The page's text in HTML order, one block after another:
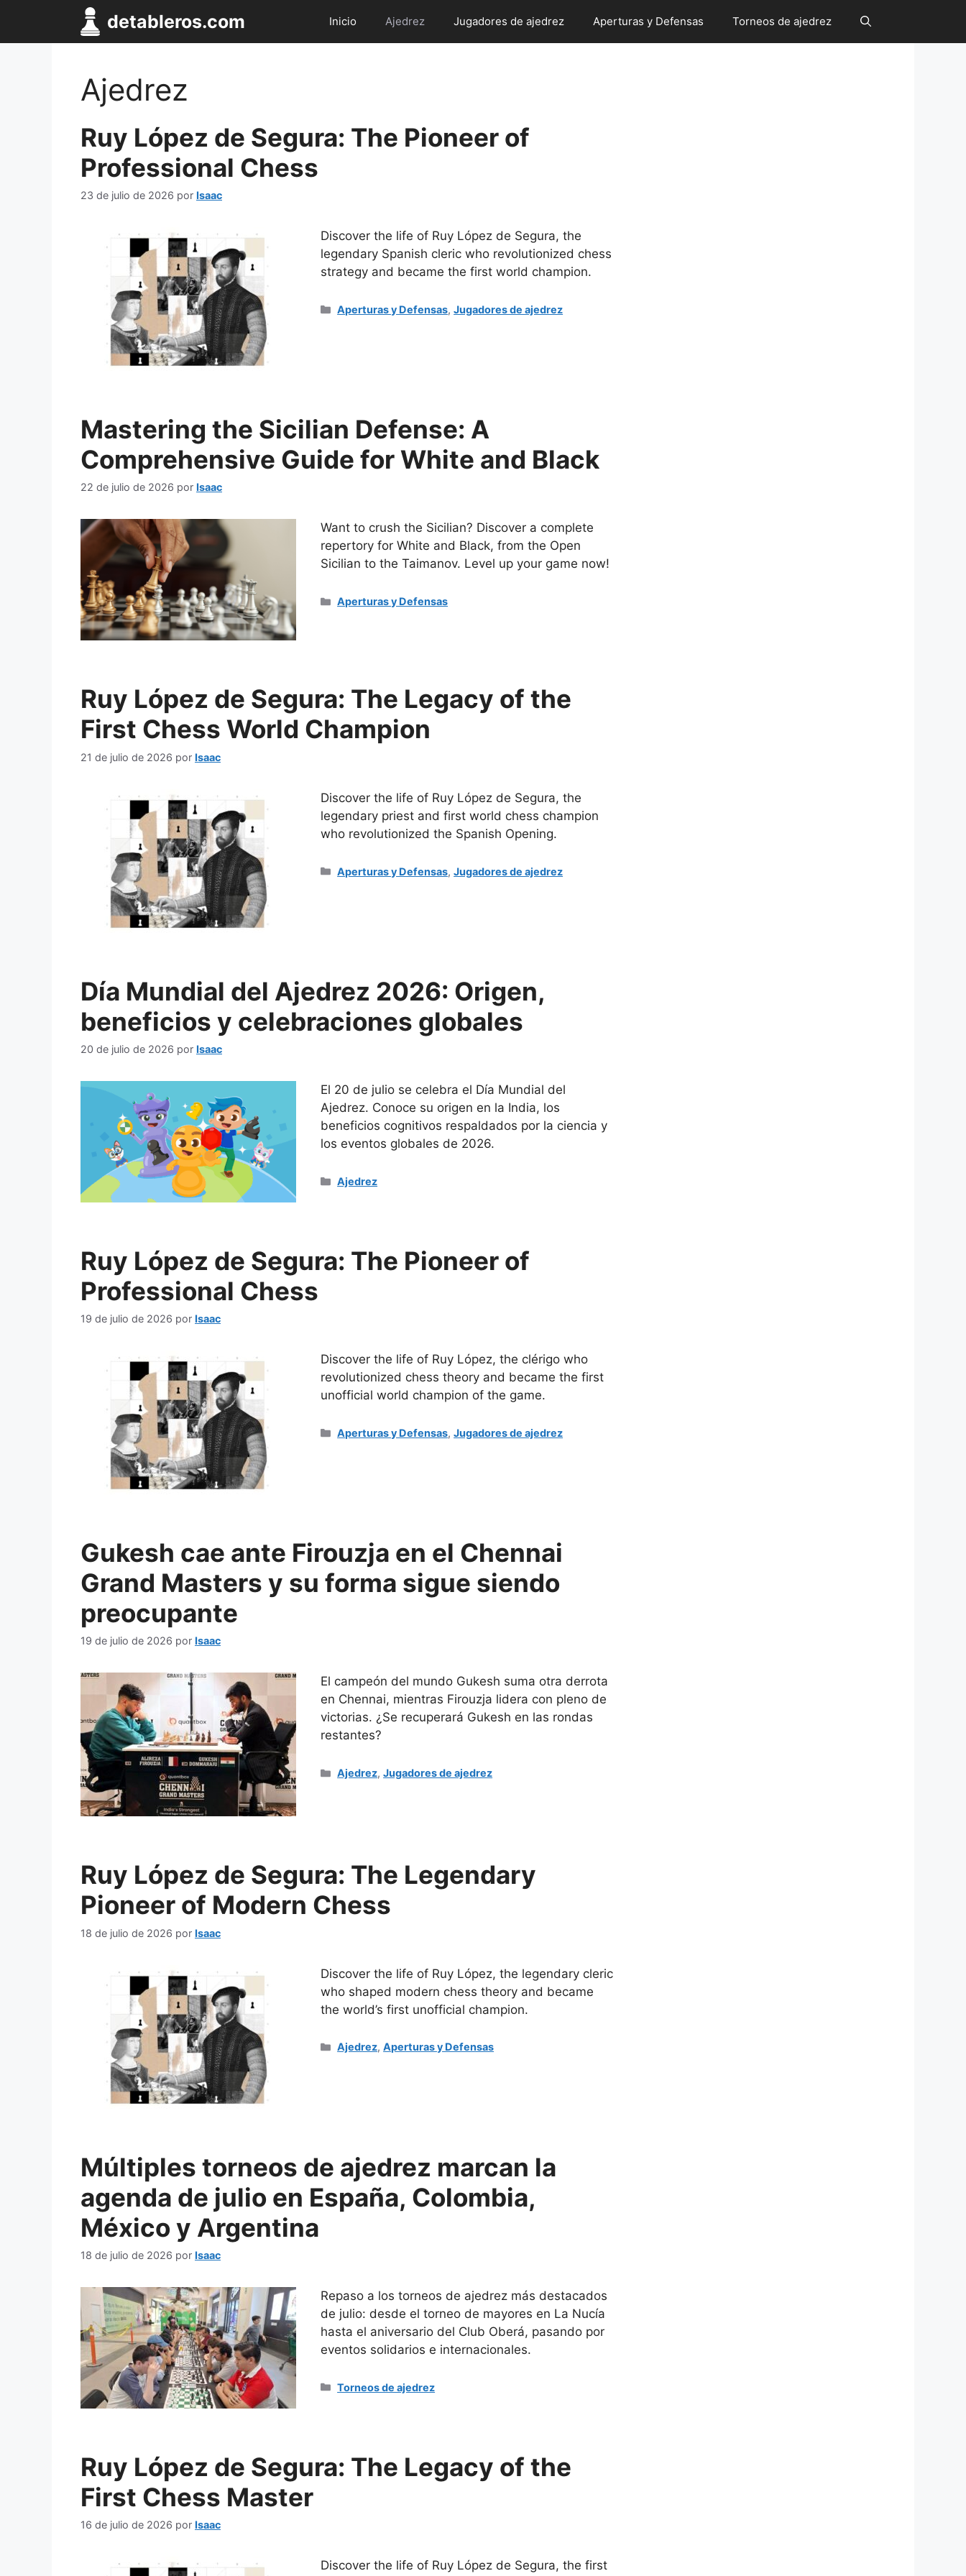
contenido
detableros.com Inicio Ajedrez Jugadores de ajedrez Aperturas y Defensas Torneos de ajedrez
Ajedrez
Ruy López de Segura: The Pioneer of
Professional Chess
23 de julio de 2026 por Isaac
Discover the life of Ruy López de Segura, the
legendary Spanish cleric who revolutionized chess
strategy and became the first world champion.
Categorías
Aperturas y Defensas,Jugadores de ajedrez
Mastering the Sicilian Defense: A
Comprehensive Guide for White and Black
22 de julio de 2026 por Isaac
Want to crush the Sicilian? Discover a complete
repertory for White and Black, from the Open
Sicilian to the Taimanov. Level up your game now!
Categorías
Aperturas y Defensas
Ruy López de Segura: The Legacy of the
First Chess World Champion
21 de julio de 2026 por Isaac
Discover the life of Ruy López de Segura, the
legendary priest and first world chess champion
who revolutionized the Spanish Opening.
Categorías
Aperturas y Defensas,Jugadores de ajedrez
Día Mundial del Ajedrez 2026: Origen,
beneficios y celebraciones globales
20 de julio de 2026 por Isaac
El 20 de julio se celebra el Día Mundial del
Ajedrez. Conoce su origen en la India, los
beneficios cognitivos respaldados por la ciencia y
los eventos globales de 2026.
Categorías
Ajedrez
Ruy López de Segura: The Pioneer of
Professional Chess
19 de julio de 2026 por Isaac
Discover the life of Ruy López, the clérigo who
revolutionized chess theory and became the first
unofficial world champion of the game.
Categorías
Aperturas y Defensas,Jugadores de ajedrez
Gukesh cae ante Firouzja en el Chennai
Grand Masters y su forma sigue siendo
preocupante
19 de julio de 2026 por Isaac
El campeón del mundo Gukesh suma otra derrota
en Chennai, mientras Firouzja lidera con pleno de
victorias. ¿Se recuperará Gukesh en las rondas
restantes?
Categorías
Ajedrez,Jugadores de ajedrez
Ruy López de Segura: The Legendary
Pioneer of Modern Chess
18 de julio de 2026 por Isaac
Discover the life of Ruy López, the legendary cleric
who shaped modern chess theory and became
the world’s first unofficial champion.
Categorías
Ajedrez,Aperturas y Defensas
Múltiples torneos de ajedrez marcan la
agenda de julio en España, Colombia,
México y Argentina
18 de julio de 2026 por Isaac
Repaso a los torneos de ajedrez más destacados
de julio: desde el torneo de mayores en La Nucía
hasta el aniversario del Club Oberá, pasando por
eventos solidarios e internacionales.
Categorías
Torneos de ajedrez
Ruy López de Segura: The Legacy of the
First Chess Master
16 de julio de 2026 por Isaac
Discover the life of Ruy López de Segura, the first